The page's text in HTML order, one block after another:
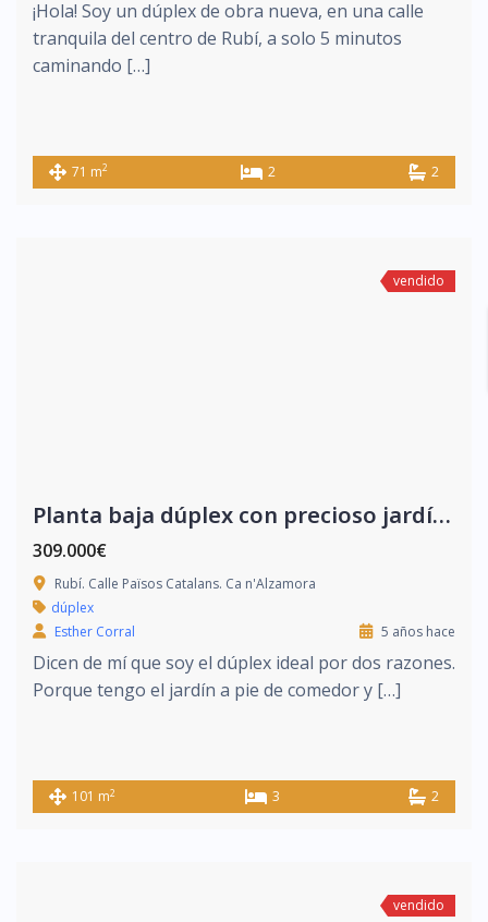
¡Hola! Soy un dúplex de obra nueva, en una calle
tranquila del centro de Rubí, a solo 5 minutos
caminando […]
71 m2 2 2
vendido
Planta baja dúplex con precioso jardín privado
309.000€
Rubí. Calle Països Catalans. Ca n'Alzamora
dúplex
Esther Corral
5 años hace
Dicen de mí que soy el dúplex ideal por dos razones.
Porque tengo el jardín a pie de comedor y […]
101 m2 3 2
vendido